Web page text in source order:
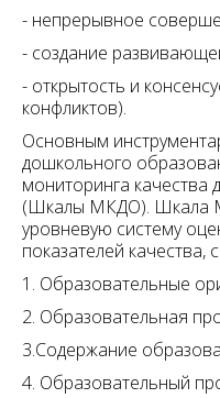
- непрерывное
- создание
- открытость и
конфликтов).
Основным
дошкольного
мониторинга
(Шкалы МКДО). Шкала
уровневую систему
показателей качества,
1. Образовательные
2. Образовательная
3.Содержание
4. Образовательный